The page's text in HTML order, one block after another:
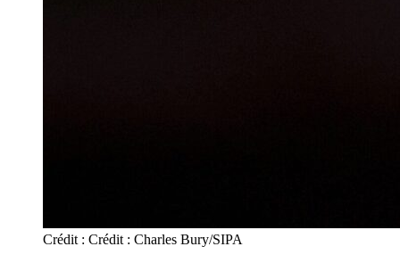
Crédit : Crédit : Charles Bury/SIPA